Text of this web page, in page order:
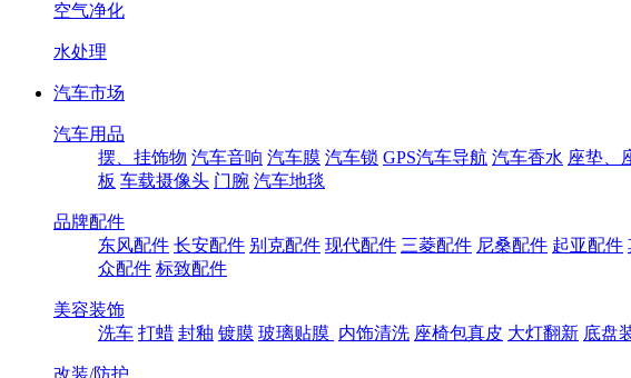
空气净化
水处理
汽车市场
汽车用品
摆、挂饰物 汽车音响 汽车膜 汽车锁 GPS汽车导航 汽车香水 座垫、
板 车载摄像头 门腕 汽车地毯
品牌配件
东风配件 长安配件 别克配件 现代配件 三菱配件 尼桑配件 起亚配件
众配件 标致配件
美容装饰
洗车 打蜡 封釉 镀膜 玻璃贴膜 内饰清洗 座椅包真皮 大灯翻新 底盘
改装/防护